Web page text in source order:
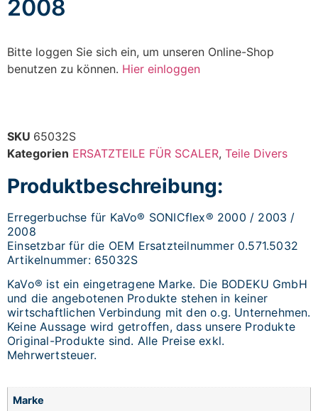
2008
Bitte loggen Sie sich ein, um unseren Online-Shop
benutzen zu können. Hier einloggen
SKU 65032S
Kategorien ERSATZTEILE FÜR SCALER, Teile Divers
Produktbeschreibung:
Erregerbuchse für KaVo® SONICflex® 2000 / 2003 /
2008
Einsetzbar für die OEM Ersatzteilnummer 0.571.5032
Artikelnummer: 65032S
KaVo® ist ein eingetragene Marke. Die BODEKU GmbH
und die angebotenen Produkte stehen in keiner
wirtschaftlichen Verbindung mit den o.g. Unternehmen.
Keine Aussage wird getroffen, dass unsere Produkte
Original-Produkte sind. Alle Preise exkl.
Mehrwertsteuer.
Marke